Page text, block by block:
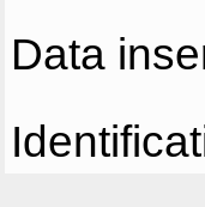
Data